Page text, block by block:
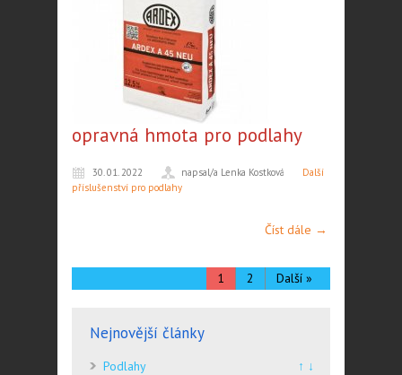
opravná hmota pro podlahy
30. 01. 2022 napsal/a Lenka Kostková
Další
příslušenství pro podlahy
Číst dále →
1 2 Další »
Nejnovější články
Podlahy
↑ ↓